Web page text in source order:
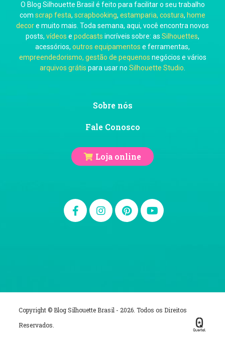
Carol Pessoa
Ju Mirthes
O Blog Silhouette Brasil é feito para facilitar o seu trabalho
com scrap festa, scrapbooking, estamparia, costura, home
decore muito mais. Toda semana, aqui, você encontra novos
posts, vídeos e podcasts incríveis sobre: as Silhouettes,
acessórios, outros equipamentos e ferramentas,
empreendedorismo, gestão de pequenos negócios e vários
arquivos grátis para usar no Silhouette Studio
Sobre nós
Fale Conosco
Loja online
Copyright © Blog Silhouette Brasil - 2026. Todos os Direitos
Reservados.